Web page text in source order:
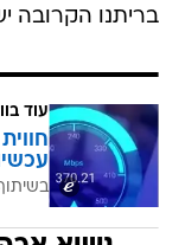
בריתנו הקרובה
עוד